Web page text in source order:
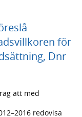
för
Dnr
att med
redovisa